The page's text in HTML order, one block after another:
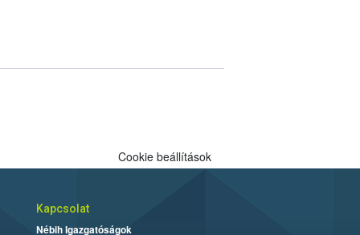
Cookie beállítások
Kapcsolat
Nébih Igazgatóságok